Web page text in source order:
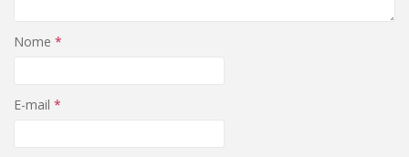
Nome *
E-mail *